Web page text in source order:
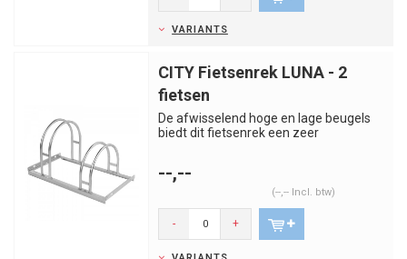
VARIANTS
CITY Fietsenrek LUNA - 2
fietsen
De afwisselend hoge en lage beugels
biedt dit fietsenrek een zeer
--,--
(--,-- Incl. btw)
- +